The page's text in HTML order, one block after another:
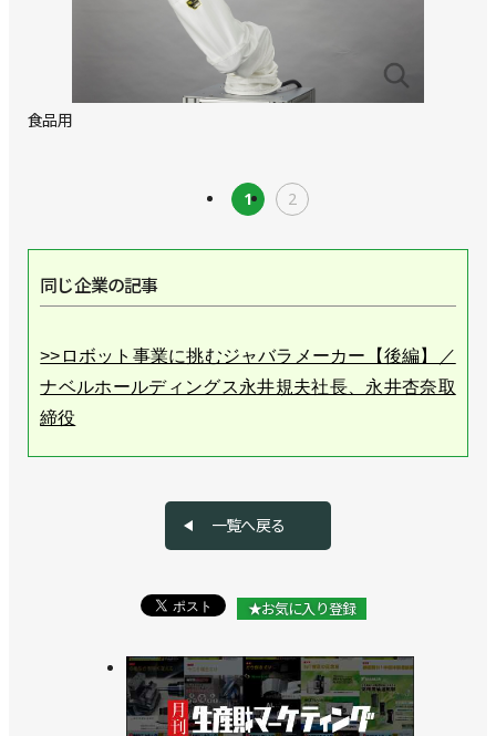
食品用
1 2
同じ企業の記事
>>ロボット事業に挑むジャバラメーカー【後編】／
ナベルホールディングス永井規夫社長、永井杏奈取
締役
一覧へ戻る
★お気に入り登録